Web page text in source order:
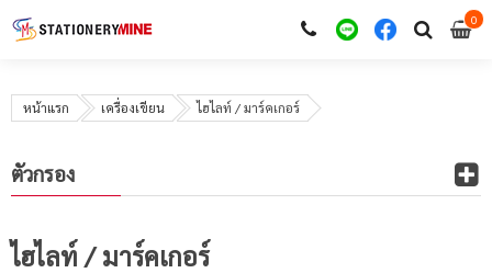
00
หน้าแรก เครื่องเขียน ไฮไลท์ / มาร์คเกอร์
ไฮไลท์ / มาร์คเกอร์
ตัวกรอง